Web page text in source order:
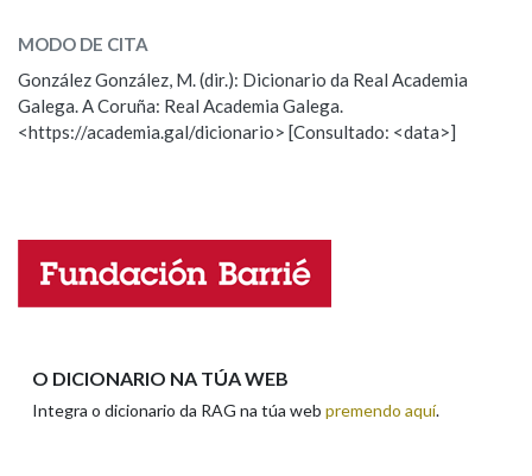
OUTRAS OPCIÓNS DE BUSCA
Marcas gramaticais
ESCOLLE UNHA OPCIÓN:
Observación Hai un erro na palabra
Propoño mellorar a definición
Nome
MODO DE CITA
González González, M. (dir.): Dicionario da Real Academia
Galega. A Coruña: Real Academia Galega.
<https://academia.gal/dicionario> [Consultado: <data>]
O DICIONARIO NA TÚA WEB
Integra o dicionario da RAG na túa web premendo aquí.